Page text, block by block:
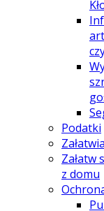
Podatki
Załatw
z domu